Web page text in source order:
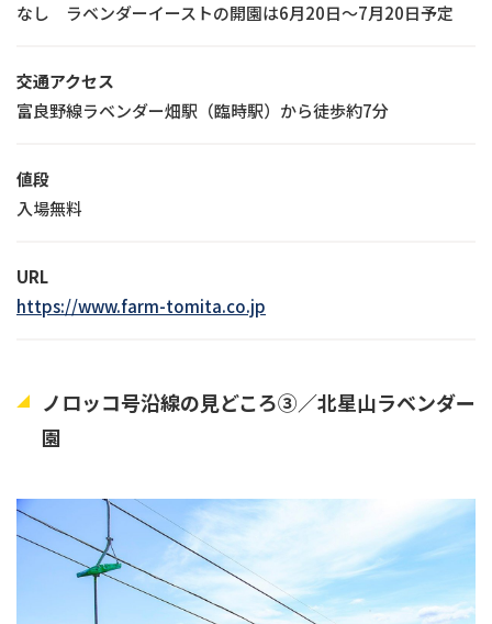
なし ラベンダーイーストの開園は6月20日～7月20日予定
交通アクセス
富良野線ラベンダー畑駅（臨時駅）から徒歩約7分
値段
入場無料
URL
https://www.farm-tomita.co.jp
ノロッコ号沿線の見どころ③／北星山ラベンダー
園